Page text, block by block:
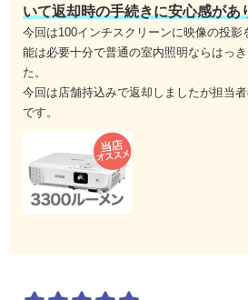
いて返却時の手続きに安心感があ
今回は100インチスクリーンに映像の投
能は必要十分で普通の室内照明ならはっ
た。
今回は店舗持込みで返却しましたが担当
です。